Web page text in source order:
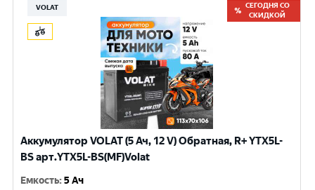
VOLAT
СЕГОДНЯ СО
СКИДКОЙ
Аккумулятор VOLAT (5 Ач, 12 V) Обратная, R+ YTX5L-
BS арт.YTX5L-BS(MF)Volat
Емкость:5 Ач